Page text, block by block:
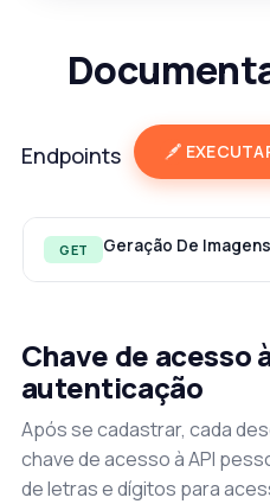
Endpoints
GET Geração De Imagens
Chave de acesso
autenticação
Após se cadastrar, cada
chave de acesso à API
de letras e dígitos para